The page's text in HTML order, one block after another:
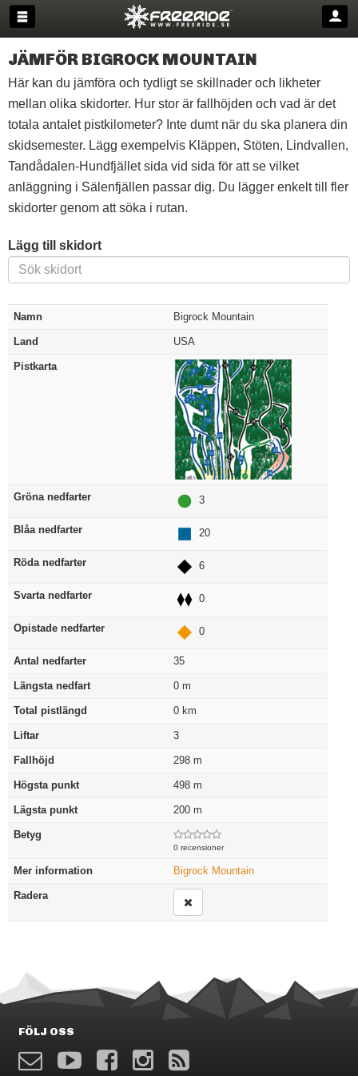
JÄMFÖR BIGROCK MOUNTAIN
Här kan du jämföra och tydligt se skillnader och likheter
mellan olika skidorter. Hur stor är fallhöjden och vad är det
totala antalet pistkilometer? Inte dumt när du ska planera din
skidsemester. Lägg exempelvis Kläppen, Stöten, Lindvallen,
Tandådalen-Hundfjället sida vid sida för att se vilket
anläggning i Sälenfjällen passar dig. Du lägger enkelt till fler
skidorter genom att söka i rutan.
Lägg till skidort
Namn Bigrock Mountain
Land USA
Pistkarta
Gröna nedfarter 3
Blåa nedfarter 20
Röda nedfarter 6
Svarta nedfarter 0
Opistade nedfarter 0
Antal nedfarter 35
Längsta nedfart 0 m
Total pistlängd 0 km
Liftar 3
Fallhöjd 298 m
Högsta punkt 498 m
Lägsta punkt 200 m
Betyg
0 recensioner
Mer information Bigrock Mountain
Radera
FÖLJ OSS